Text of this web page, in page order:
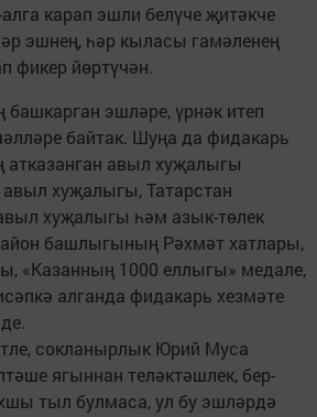
карап эшли белүче җитәкче
эшнең, һәр кыласы гамәленең
фикер йөртүчән.
эшләре, үрнәк итеп
байтак. Шуңа да фидакарь
атказанган авыл хуҗалыгы
авыл хуҗалыгы, Татарстан
хуҗалыгы һәм азык-төлек
башлыгының Рәхмәт хатлары,
«Казанның 1000 еллыгы» медале,
алганда фидакарь хезмәте
сокланырлык Юрий Муса
ягыннан теләктәшлек, бер-
тыл булмаса, ул бу эшләрдә